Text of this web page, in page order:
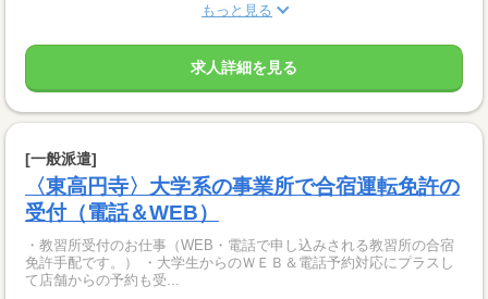
もっと見る
求人詳細を見る
[一般派遣]
〈東高円寺〉大学系の事業所で合宿運転免許の
受付（電話＆WEB）
・教習所受付のお仕事（WEB・電話で申し込みされる教習所の合宿
免許手配です。） ・大学生からのＷＥＢ＆電話予約対応にプラスし
て店舗からの予約も受...